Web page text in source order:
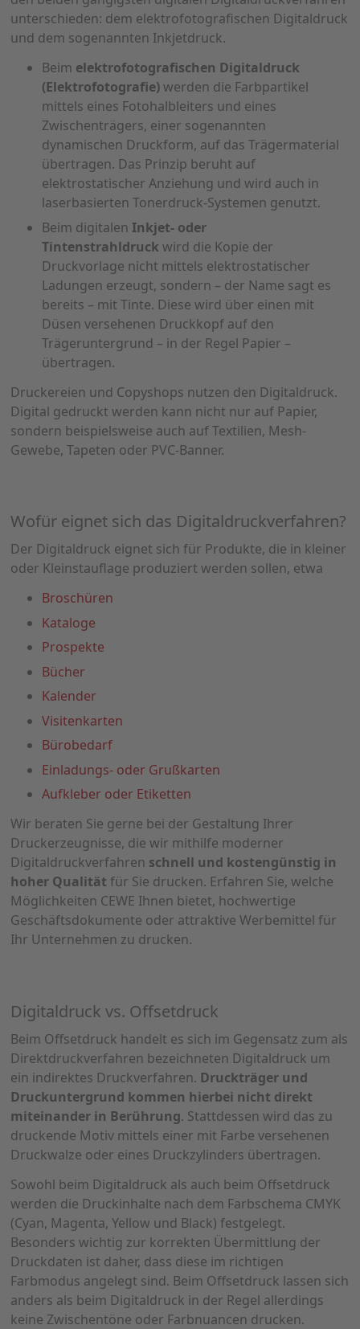
unterschieden: dem elektrofotografischen Digitaldruck
und dem sogenannten Inkjetdruck.
Beim elektrofotografischen Digitaldruck
(Elektrofotografie)werden die Farbpartikel
mittels eines Fotohalbleiters und eines
Zwischenträgers, einer sogenannten
dynamischen Druckform, auf das Trägermaterial
übertragen. Das Prinzip beruht auf
elektrostatischer Anziehung und wird auch in
laserbasierten Tonerdruck-Systemen genutzt.
Beim digitalen Inkjet- oder
Tintenstrahldruckwird die Kopie der
Druckvorlage nicht mittels elektrostatischer
Ladungen erzeugt, sondern – der Name sagt es
bereits – mit Tinte. Diese wird über einen mit
Düsen versehenen Druckkopf auf den
Trägeruntergrund – in der Regel Papier –
übertragen.
Druckereien und Copyshops nutzen den Digitaldruck.
Digital gedruckt werden kann nicht nur auf Papier,
sondern beispielsweise auch auf Textilien, Mesh-
Gewebe, Tapeten oder PVC-Banner.
Wofür eignet sich das Digitaldruckverfahren?
Der Digitaldruck eignet sich für Produkte, die in kleiner
oder Kleinstauflage produziert werden sollen, etwa
Broschüren
Kataloge
Prospekte
Bücher
Kalender
Visitenkarten
Bürobedarf
Einladungs- oder Grußkarten
Aufkleber oder Etiketten
Wir beraten Sie gerne bei der Gestaltung Ihrer
Druckerzeugnisse, die wir mithilfe moderner
Digitaldruckverfahren schnell und kostengünstig in
hoher Qualität für Sie drucken. Erfahren Sie, welche
Möglichkeiten CEWE Ihnen bietet, hochwertige
Geschäftsdokumente oder attraktive Werbemittel für
Ihr Unternehmen zu drucken.
Digitaldruck vs. Offsetdruck
Beim Offsetdruck handelt es sich im Gegensatz zum als
Direktdruckverfahren bezeichneten Digitaldruck um
ein indirektes Druckverfahren. Druckträger und
Druckuntergrund kommen hierbei nicht direkt
miteinander in Berührung. Stattdessen wird das zu
druckende Motiv mittels einer mit Farbe versehenen
Druckwalze oder eines Druckzylinders übertragen.
Sowohl beim Digitaldruck als auch beim Offsetdruck
werden die Druckinhalte nach dem Farbschema CMYK
(Cyan, Magenta, Yellow und Black) festgelegt.
Besonders wichtig zur korrekten Übermittlung der
Druckdaten ist daher, dass diese im richtigen
Farbmodus angelegt sind. Beim Offsetdruck lassen sich
anders als beim Digitaldruck in der Regel allerdings
keine Zwischentöne oder Farbnuancen drucken.